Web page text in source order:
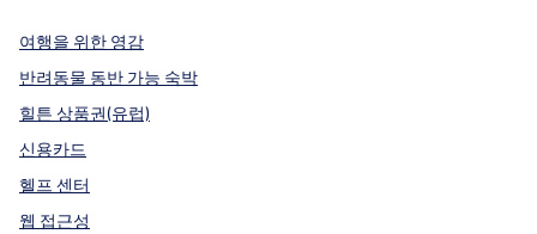
여행을 위한 영감
반려동물 동반 가능 숙박
힐튼 상품권(유럽)
신용카드
헬프 센터
웹 접근성